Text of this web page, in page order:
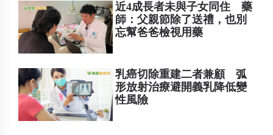
近4成長者未與子女同住 藥
師：父親節除了送禮，也別
忘幫爸爸檢視用藥
乳癌切除重建二者兼顧 弧
形放射治療避開義乳降低變
性風險